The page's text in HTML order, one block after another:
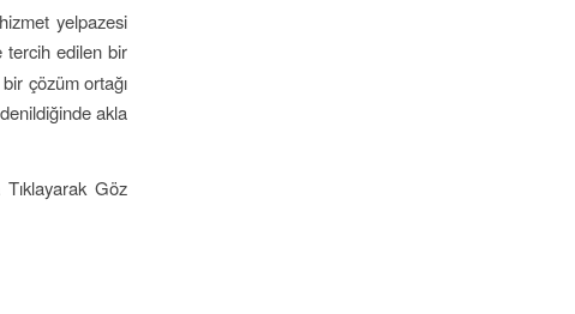
yelpazesi
tercih edilen bir
çözüm ortağı
akla
Göz